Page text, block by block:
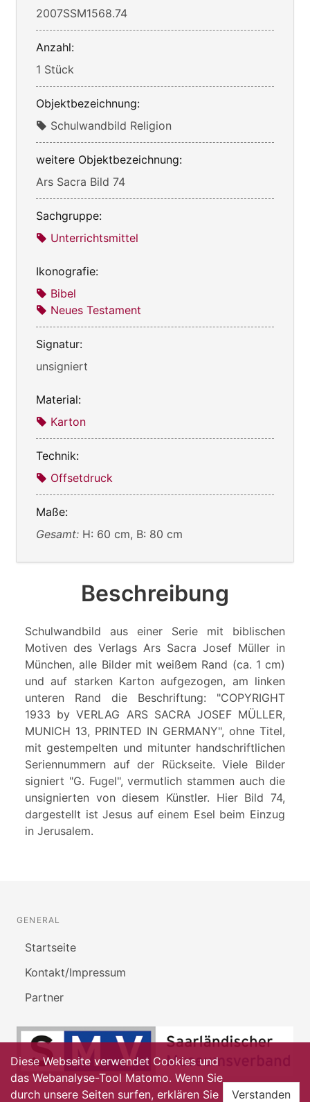
2007SSM1568.74
Anzahl:
1 Stück
Objektbezeichnung:
Schulwandbild Religion
weitere Objektbezeichnung:
Ars Sacra Bild 74
Sachgruppe:
Unterrichtsmittel
Ikonografie:
Bibel
Neues Testament
Signatur:
unsigniert
Material:
Karton
Technik:
Offsetdruck
Maße:
Gesamt: H: 60 cm, B: 80 cm
Beschreibung
Schulwandbild aus einer Serie mit biblischen
Motiven des Verlags Ars Sacra Josef Müller in
München, alle Bilder mit weißem Rand (ca. 1 cm)
und auf starken Karton aufgezogen, am linken
unteren Rand die Beschriftung: "COPYRIGHT
1933 by VERLAG ARS SACRA JOSEF MÜLLER,
MUNICH 13, PRINTED IN GERMANY", ohne Titel,
mit gestempelten und mitunter handschriftlichen
Seriennummern auf der Rückseite. Viele Bilder
signiert "G. Fugel", vermutlich stammen auch die
unsignierten von diesem Künstler. Hier Bild 74,
dargestellt ist Jesus auf einem Esel beim Einzug
in Jerusalem.
GENERAL
Startseite
Kontakt/Impressum
Partner
Diese Webseite verwendet Cookies und
das Webanalyse-Tool Matomo. Wenn Sie
durch unsere Seiten surfen, erklären Sie
Verstanden